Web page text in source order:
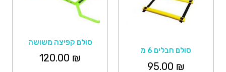
סולם חבלים 6 מ
95.00 ₪
סולם קפיצה משושה
120.00 ₪